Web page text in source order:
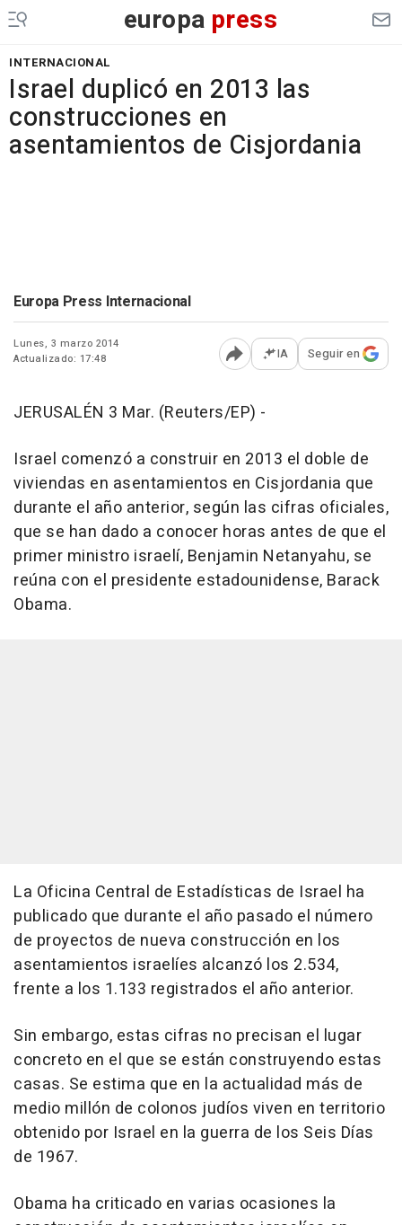
europa press
INTERNACIONAL
Israel duplicó en 2013 las
construcciones en
asentamientos de Cisjordania
Europa Press Internacional
Lunes, 3 marzo 2014
Actualizado: 17:48
Abrir opciones para
IA Seguir en
JERUSALÉN 3 Mar. (Reuters/EP) -
Israel comenzó a construir en 2013 el doble de
viviendas en asentamientos en Cisjordania que
durante el año anterior, según las cifras oficiales,
que se han dado a conocer horas antes de que el
primer ministro israelí, Benjamin Netanyahu, se
reúna con el presidente estadounidense, Barack
Obama.
La Oficina Central de Estadísticas de Israel ha
publicado que durante el año pasado el número
de proyectos de nueva construcción en los
asentamientos israelíes alcanzó los 2.534,
frente a los 1.133 registrados el año anterior.
Sin embargo, estas cifras no precisan el lugar
concreto en el que se están construyendo estas
casas. Se estima que en la actualidad más de
medio millón de colonos judíos viven en territorio
obtenido por Israel en la guerra de los Seis Días
de 1967.
Obama ha criticado en varias ocasiones la